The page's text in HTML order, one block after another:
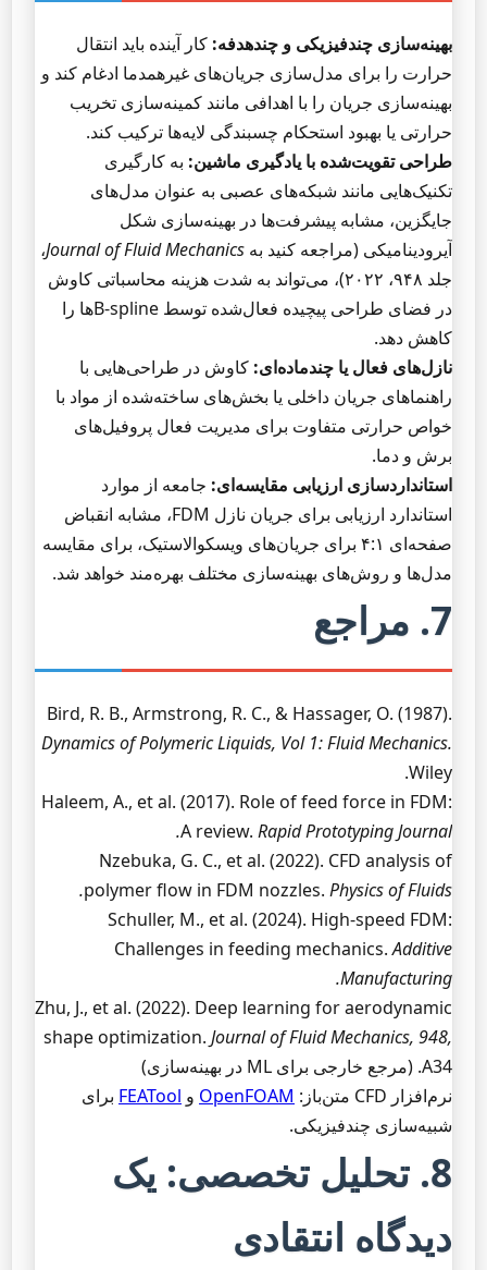
بهینه‌سازی چندفیزیکی و چندهدفه: کار آینده باید انتقال
حرارت را برای مدل‌سازی جریان‌های غیرهمدما ادغام کند و
بهینه‌سازی جریان را با اهدافی مانند کمینه‌سازی تخریب
حرارتی یا بهبود استحکام چسبندگی لایه‌ها ترکیب کند.
طراحی تقویت‌شده با یادگیری ماشین: به کارگیری
تکنیک‌هایی مانند شبکه‌های عصبی به عنوان مدل‌های
جایگزین، مشابه پیشرفت‌ها در بهینه‌سازی شکل
آیرودینامیکی (مراجعه کنید به Journal of Fluid Mechanics،
جلد ۹۴۸، ۲۰۲۲)، می‌تواند به شدت هزینه محاسباتی کاوش
در فضای طراحی پیچیده فعال‌شده توسط B-splineها را
کاهش دهد.
نازل‌های فعال یا چندماده‌ای: کاوش در طراحی‌هایی با
راهنماهای جریان داخلی یا بخش‌های ساخته‌شده از مواد با
خواص حرارتی متفاوت برای مدیریت فعال پروفیل‌های
برش و دما.
استانداردسازی ارزیابی مقایسه‌ای: جامعه از موارد
استاندارد ارزیابی برای جریان نازل FDM، مشابه انقباض
صفحه‌ای ۴:۱ برای جریان‌های ویسکوالاستیک، برای مقایسه
مدل‌ها و روش‌های بهینه‌سازی مختلف بهره‌مند خواهد شد.
7. مراجع
Bird, R. B., Armstrong, R. C., & Hassager, O. (1987).
Dynamics of Polymeric Liquids, Vol 1: Fluid Mechanics.
Wiley.
Haleem, A., et al. (2017). Role of feed force in FDM:
A review. Rapid Prototyping Journal.
Nzebuka, G. C., et al. (2022). CFD analysis of
polymer flow in FDM nozzles. Physics of Fluids.
Schuller, M., et al. (2024). High-speed FDM:
Challenges in feeding mechanics.Additive
Manufacturing.
Zhu, J., et al. (2022). Deep learning for aerodynamic
shape optimization. Journal of Fluid Mechanics, 948,
A34. (مرجع خارجی برای ML در بهینه‌سازی)
نرم‌افزار CFD متن‌باز:
OpenFOAM و FEATool برای
شبیه‌سازی چندفیزیکی.
8. تحلیل تخصصی: یک
دیدگاه انتقادی